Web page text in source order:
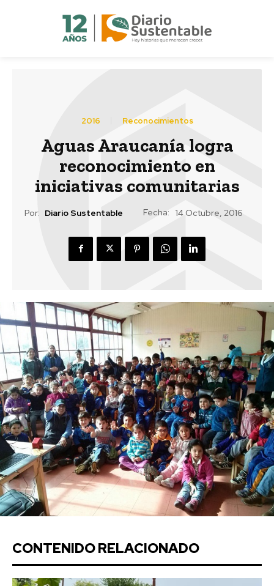
2016 Reconocimientos
Aguas Araucanía logra
reconocimiento en
iniciativas comunitarias
Por: Diario Sustentable Fecha: 14 Octubre, 2016
CONTENIDO RELACIONADO